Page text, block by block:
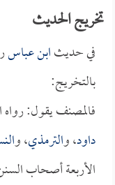
تخريج الحديث
في حديثابن عباس
بالتخريج:
فالمصنف يقول:
داود، والترمذي، و
الأربعة أصحاب